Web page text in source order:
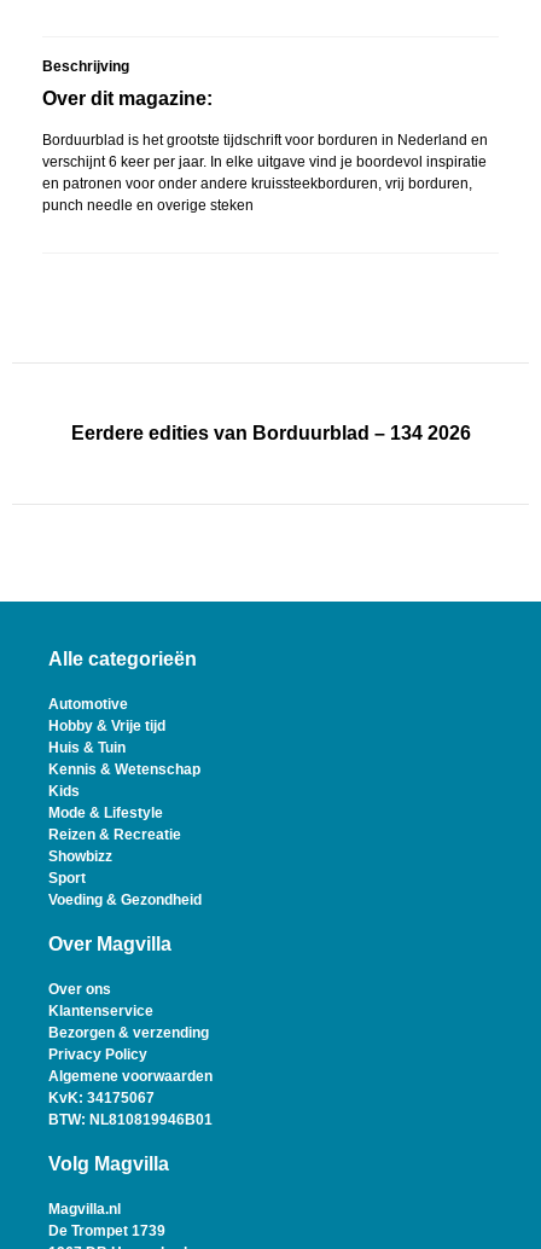
Beschrijving
Over dit magazine:
Borduurblad is het grootste tijdschrift voor borduren in Nederland en
verschijnt 6 keer per jaar. In elke uitgave vind je boordevol inspiratie
en patronen voor onder andere kruissteekborduren, vrij borduren,
punch needle en overige steken
Eerdere edities van Borduurblad – 134 2026
Alle categorieën
Automotive
Hobby & Vrije tijd
Huis & Tuin
Kennis & Wetenschap
Kids
Mode & Lifestyle
Reizen & Recreatie
Showbizz
Sport
Voeding & Gezondheid
Over Magvilla
Over ons
Klantenservice
Bezorgen & verzending
Privacy Policy
Algemene voorwaarden
KvK: 34175067
BTW: NL810819946B01
Volg Magvilla
Magvilla.nl
De Trompet 1739